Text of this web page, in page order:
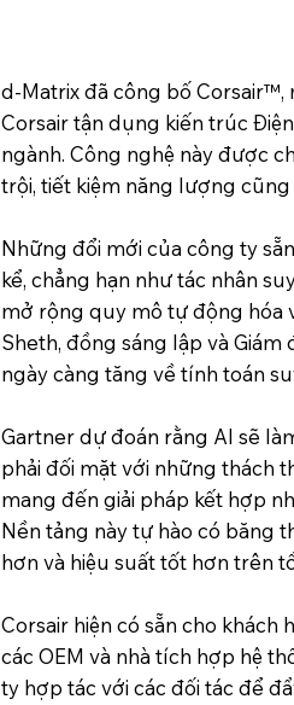
d-Matrix đã công bố
Corsair tận dụng kiến ​​trúc
ngành. Công nghệ này được
trội, tiết kiệm năng lượng cũng
Những đổi mới của công ty
kể, chẳng hạn như tác nhân
mở rộng quy mô tự động hóa
Sheth, đồng sáng lập và
ngày càng tăng về tính toán
Gartner dự đoán rằng AI sẽ
phải đối mặt với những thách
mang đến giải pháp kết hợp
Nền tảng này tự hào có băng
hơn và hiệu suất tốt hơn trên
Corsair hiện có sẵn cho
các OEM và nhà tích hợp hệ
ty hợp tác với các đối tác để